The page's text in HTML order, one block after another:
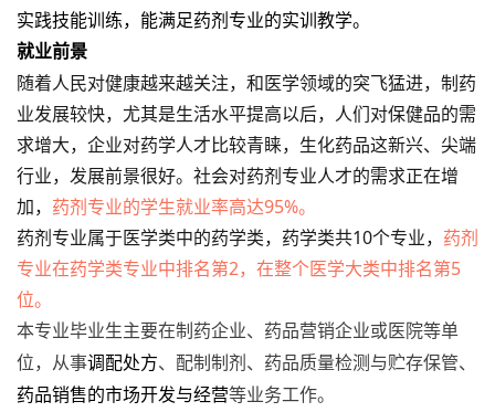
实践技能训练，能满足药剂专业的实训教学。
就业前景
随着人民对健康越来越关注，和医学领域的突飞猛进，制药
业发展较快，尤其是生活水平提高以后，人们对保健品的需
求增大，企业对药学人才比较青睐，生化药品这新兴、尖端
行业，发展前景很好。社会对药剂专业人才的需求正在增
加， 药剂专业的学生就业率高达95%。
药剂专业属于医学类中的药学类，药学类共10个专业， 药剂
专业在药学类专业中排名第2，在整个医学大类中排名第5
位。
本专业毕业生主要在制药企业、药品营销企业或医院等单
位，从事调配处方、配制制剂、药品质量检测与贮存保管、
药品销售的市场开发与经营等业务工作。